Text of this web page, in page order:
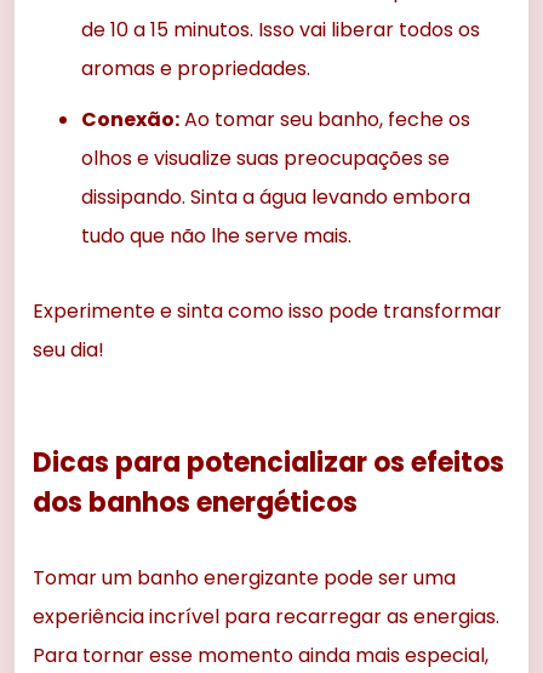
de 10 a 15 minutos. Isso vai liberar todos os
aromas e propriedades.
Conexão:Ao tomar seu banho, feche os
olhos e visualize suas preocupações se
dissipando. Sinta a água levando embora
tudo que não lhe serve mais.
Experimente e sinta como isso pode transformar
seu dia!
Dicas para potencializar os efeitos
dos banhos energéticos
Tomar um banho energizante pode ser uma
experiência incrível para recarregar as energias.
Para tornar esse momento ainda mais especial,